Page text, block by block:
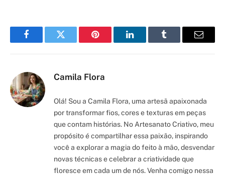
FacebookTwitter Pinterest LinkedInTumblr Email
Camila Flora
Olá! Sou a Camila Flora, uma artesã apaixonada
por transformar fios, cores e texturas em peças
que contam histórias. No Artesanato Criativo, meu
propósito é compartilhar essa paixão, inspirando
você a explorar a magia do feito à mão, desvendar
novas técnicas e celebrar a criatividade que
floresce em cada um de nós. Venha comigo nessa